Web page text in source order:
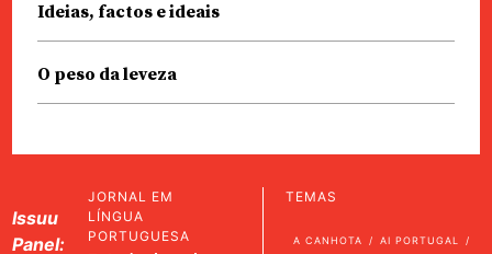
Ideias, factos e ideais
O peso da leveza
Issuu
Panel:
JORNAL EM
LÍNGUA
PORTUGUESA
TEMAS
A CANHOTA AI PORTUGAL